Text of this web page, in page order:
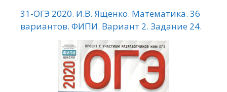
31-ОГЭ 2020. И.В. Ященко. Математика. 36
вариантов. ФИПИ. Вариант 2. Задание 24.